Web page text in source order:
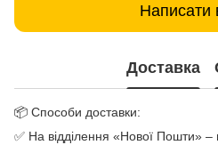
Написати
Доставка
📦 Способи доставки:
✅ На відділення «Нової Пошти»